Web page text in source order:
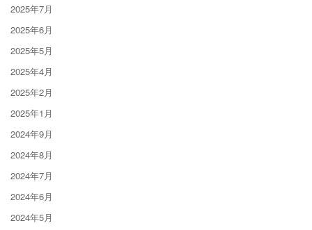
2025年7月
2025年6月
2025年5月
2025年4月
2025年2月
2025年1月
2024年9月
2024年8月
2024年7月
2024年6月
2024年5月